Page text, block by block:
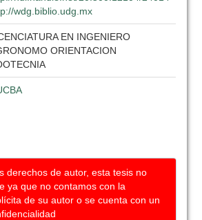
wdg.biblio.udg.mx
EN INGENIERO
ORIENTACION
derechos de autor, esta tesis no
ya que no contamos con la
de su autor o se cuenta con un